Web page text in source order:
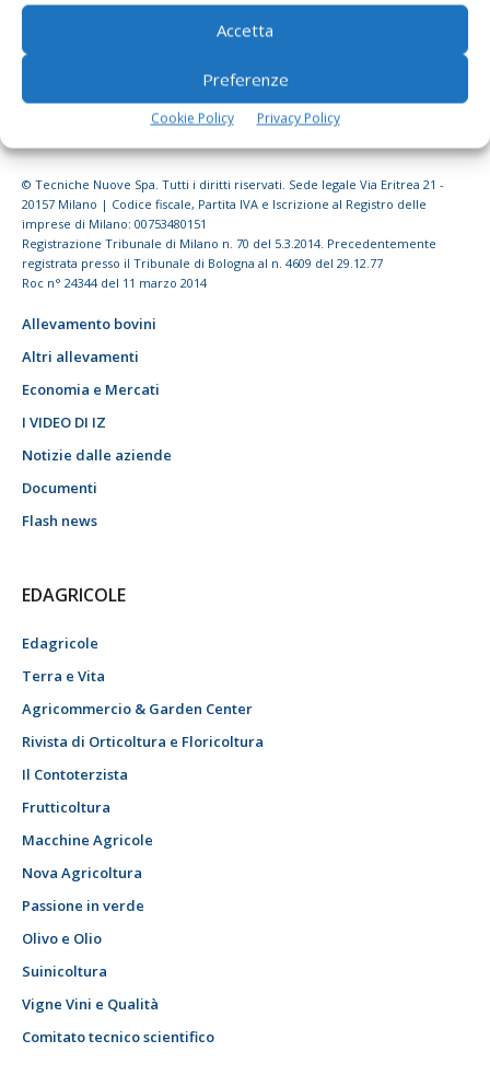
Accetta
Preferenze
Cookie Policy Privacy Policy
© Tecniche Nuove Spa. Tutti i diritti riservati. Sede legale Via Eritrea 21 -
20157 Milano | Codice fiscale, Partita IVA e Iscrizione al Registro delle
imprese di Milano: 00753480151
Registrazione Tribunale di Milano n. 70 del 5.3.2014. Precedentemente
registrata presso il Tribunale di Bologna al n. 4609 del 29.12.77
Roc n° 24344 del 11 marzo 2014
Allevamento bovini
Altri allevamenti
Economia e Mercati
I VIDEO DI IZ
Notizie dalle aziende
Documenti
Flash news
EDAGRICOLE
Edagricole
Terra e Vita
Agricommercio & Garden Center
Rivista di Orticoltura e Floricoltura
Il Contoterzista
Frutticoltura
Macchine Agricole
Nova Agricoltura
Passione in verde
Olivo e Olio
Suinicoltura
Vigne Vini e Qualità
Comitato tecnico scientifico